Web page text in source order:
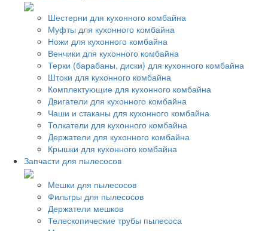
Шестерни для кухонного комбайна
Муфты для кухонного комбайна
Ножи для кухонного комбайна
Венчики для кухонного комбайна
Терки (барабаны, диски) для кухонного комбайна
Штоки для кухонного комбайна
Комплектующие для кухонного комбайна
Двигатели для кухонного комбайна
Чаши и стаканы для кухонного комбайна
Толкатели для кухонного комбайна
Держатели для кухонного комбайна
Крышки для кухонного комбайна
Запчасти для пылесосов
Мешки для пылесосов
Фильтры для пылесосов
Держатели мешков
Телескопические трубы пылесоса